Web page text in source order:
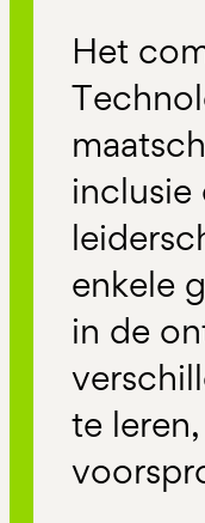
Het
enkele
in de
te